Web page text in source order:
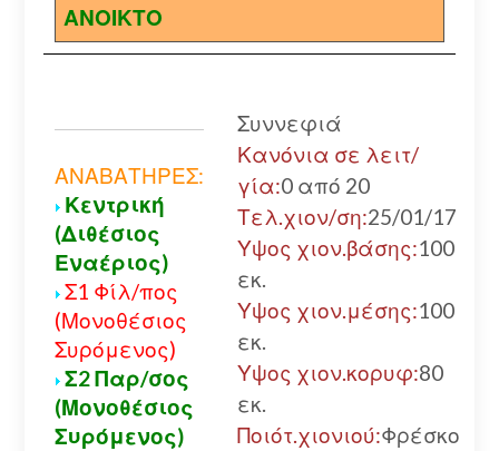
ΑΝΟΙΚΤΟ
ΑΝΑΒΑΤΗΡΕΣ:
Κεντρική
(Διθέσιος
Εναέριος)
Σ1 Φίλ/πος
(Μονοθέσιος
Συρόμενος)
Σ2 Παρ/σος
(Μονοθέσιος
Συρόμενος)
Συννεφιά
Κανόνια σε λειτ/
γία:0 από 20
Τελ.χιον/ση:25/01/17
Υψος χιον.βάσης:100
εκ.
Υψος χιον.μέσης:100
εκ.
Υψος χιον.κορυφ:80
εκ.
Ποιότ.χιονιού:Φρέσκο